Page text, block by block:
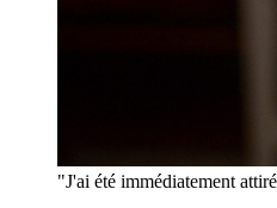
"J'ai été immédiatement